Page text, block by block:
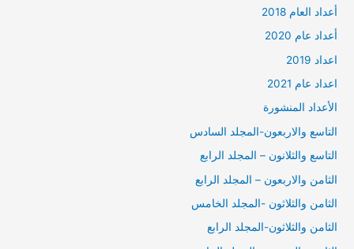
أعداد العام 2018
أعداد عام 2020
اعداد 2019
اعداد عام 2021
الأعداد المنشورة
التاسع والاربعون-المجلد السادس
التاسع والثلانون – المجلد الرابع
الثامن والاربعون – المجلد الرابع
الثامن والثلاثون -المجلد الخامس
الثامن والثلاثون-المجلد الرابع